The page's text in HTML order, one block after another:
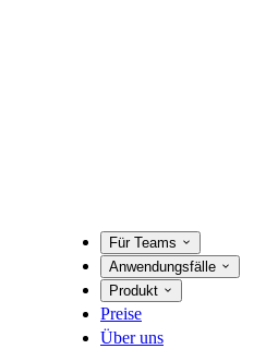
Für Teams
Anwendungsfälle
Produkt
Preise
Über uns